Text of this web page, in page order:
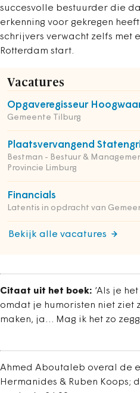
succesvolle bestuurder die
erkenning voor gekregen
schrijvers verwacht zelfs met
Rotterdam start.
Vacatures
Opgaveregisseur
Gemeente Tilburg
Plaatsvervangend
Bestman - Bestuur &
Provincie Limburg
Financials
Latentis in opdracht van
Bekijk alle vacatures
Citaat uit het boek: ‘Als je
omdat je humoristen niet ziet
maken, ja… Mag ik het zo
Ahmed Aboutaleb overal de
Hermanides & Ruben Koops;